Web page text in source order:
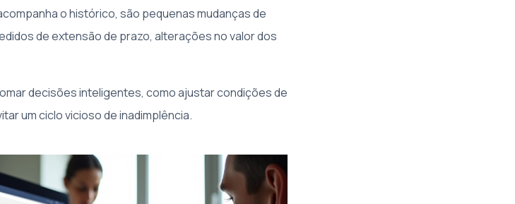
o histórico, são pequenas mudanças de
de extensão de prazo, alterações no valor dos
decisões inteligentes, como ajustar condições de
um ciclo vicioso de inadimplência.